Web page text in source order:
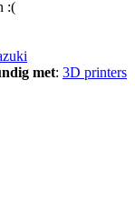
:(
met: 3D printers